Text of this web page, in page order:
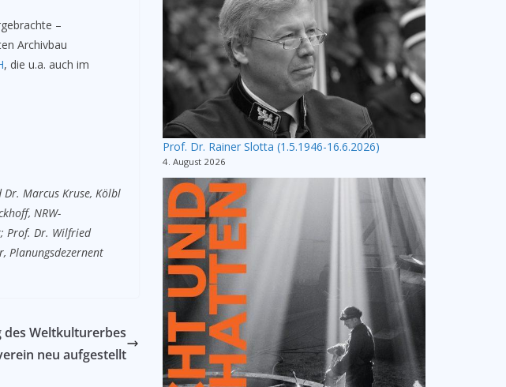
–
Archivbau
, die u.a. auch im
Dr. Marcus Kruse, Kölbl
NRW-
Prof. Dr. Wilfried
Planungsdezernent
des Weltkulturerbes
neu aufgestellt
Prof. Dr. Rainer Slotta (1.5.1946-16.6.2026)
4. August 2026